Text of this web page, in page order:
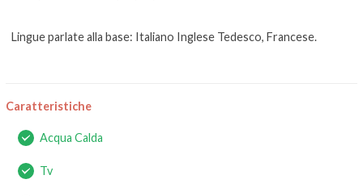
Lingue parlate alla base: Italiano Inglese Tedesco, Francese.
Caratteristiche
Acqua Calda
Tv